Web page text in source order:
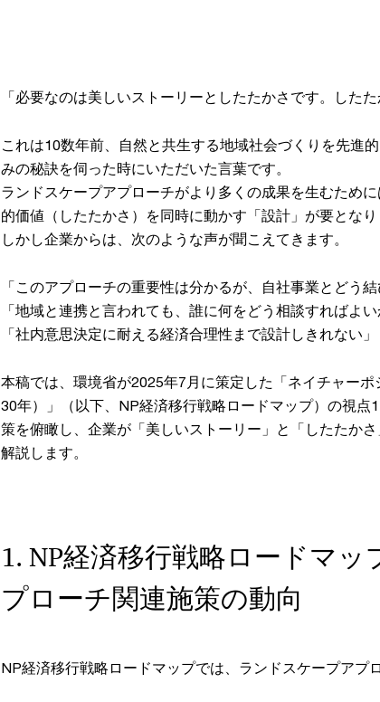
「必要なのは美しいストーリーとしたたかさです。したた
これは10数年前、自然と共生する地域社会づくりを先進
みの秘訣を伺った時にいただいた言葉です。
ランドスケープアプローチがより多くの成果を生むため
的価値（したたかさ）を同時に動かす「設計」が要となり
しかし企業からは、次のような声が聞こえてきます。
「このアプローチの重要性は分かるが、自社事業とどう結
「地域と連携と言われても、誰に何をどう相談すればよい
「社内意思決定に耐える経済合理性まで設計しきれない」
本稿では、環境省が2025年7月に策定した「ネイチャー
30年）」（以下、NP経済移行戦略ロードマップ）の視
策を俯瞰し、企業が「美しいストーリー」と「したたか
解説します。
1. NP経済移行戦略ロードマ
プローチ関連施策の動向
NP経済移行戦略ロードマップでは、ランドスケープアプ